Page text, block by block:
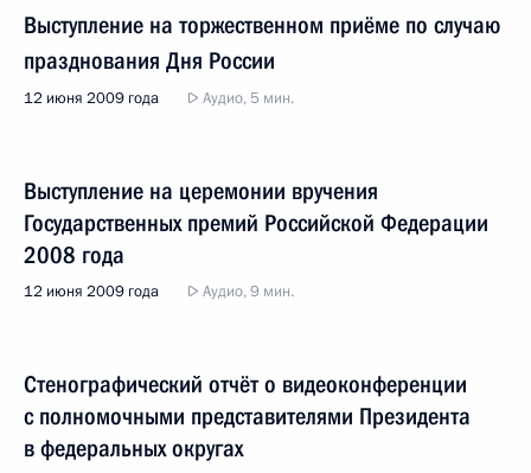
Выступление на торжественном приёме по случаю
празднования Дня России
12 июня 2009 года Аудио, 5 мин.
Выступление на церемонии вручения
Государственных премий Российской Федерации
2008 года
12 июня 2009 года Аудио, 9 мин.
Стенографический отчёт о видеоконференции
с полномочными представителями Президента
в федеральных округах